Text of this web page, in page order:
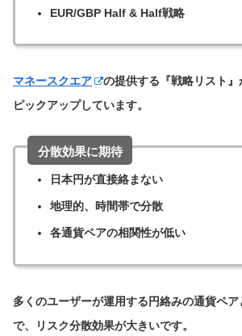
EUR/GBP Half & Half戦略
マネースクエア
の提供する『戦略リスト
ピックアップしています。
分散効果に期待
日本円が直接絡まない
地理的、時間帯で分散
各通貨ペアの相関性が低い
多くのユーザーが運用する円絡みの通貨ペ
で、リスク分散効果が大きいです。